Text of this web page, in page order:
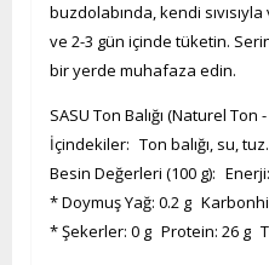
buzdolabında, kendi
ve 2-3 gün içinde tüketin.
bir yerde muhafaza edin.
SASU Ton Balığı (Naturel Ton
İçindekiler: Ton balığı, su, tuz.
Besin Değerleri (100 g):
* Doymuş Yağ: 0.2 g
* Şekerler: 0 g Protein: 26 g